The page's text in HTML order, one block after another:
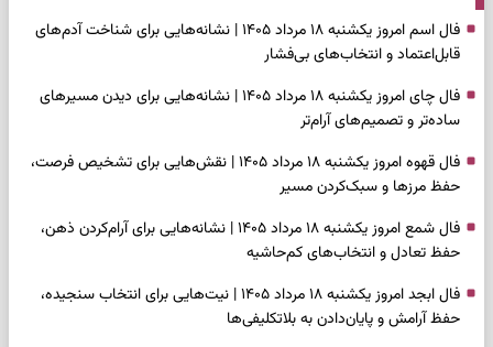
فال اسم امروز یکشنبه ۱۸ مرداد ۱۴۰۵ | نشانه‌هایی برای شناخت آدم‌های
قابل‌اعتماد و انتخاب‌های بی‌فشار
فال چای امروز یکشنبه ۱۸ مرداد ۱۴۰۵ | نشانه‌هایی برای دیدن مسیرهای
ساده‌تر و تصمیم‌های آرام‌تر
فال قهوه امروز یکشنبه ۱۸ مرداد ۱۴۰۵ | نقش‌هایی برای تشخیص فرصت،
حفظ مرزها و سبک‌کردن مسیر
فال شمع امروز یکشنبه ۱۸ مرداد ۱۴۰۵ | نشانه‌هایی برای آرام‌کردن ذهن،
حفظ تعادل و انتخاب‌های کم‌حاشیه
فال ابجد امروز یکشنبه ۱۸ مرداد ۱۴۰۵ | نیت‌هایی برای انتخاب سنجیده،
حفظ آرامش و پایان‌دادن به بلاتکلیفی‌ها